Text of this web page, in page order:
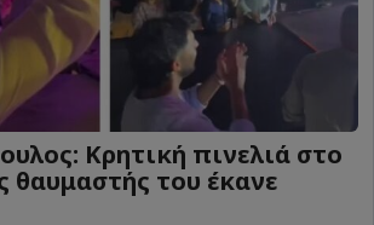
Κρητική πινελιά στο
θαυμαστής του έκανε